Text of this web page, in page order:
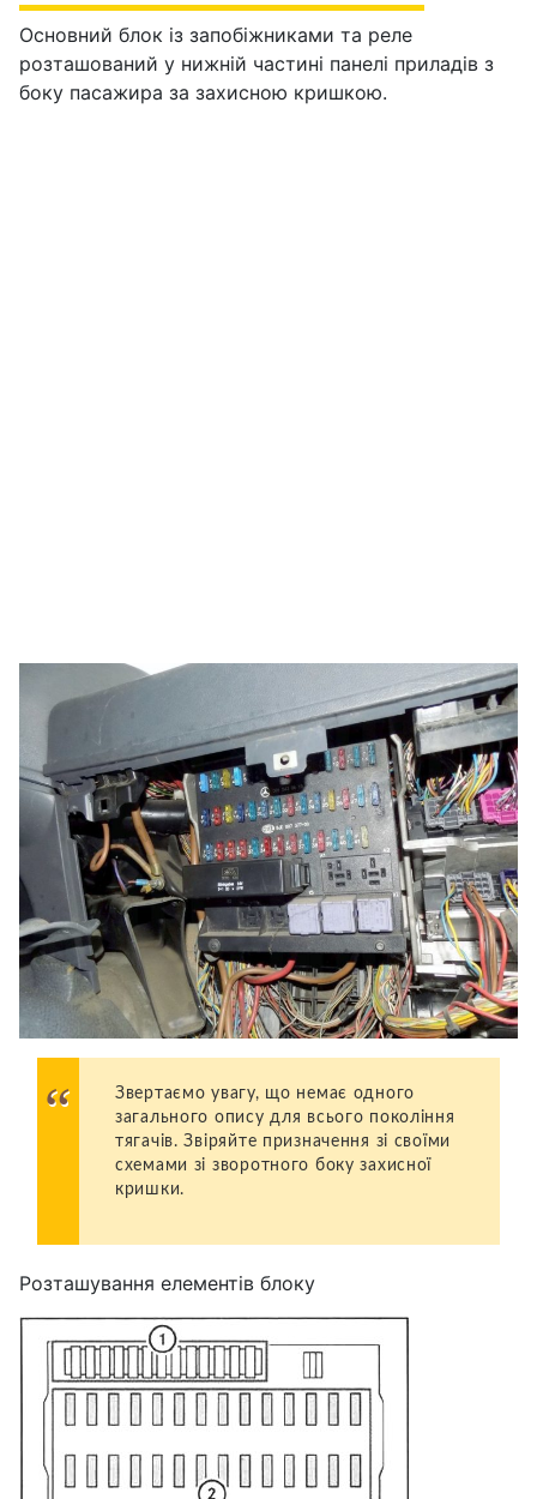
Основний блок із запобіжниками та реле
розташований у нижній частині панелі приладів з
боку пасажира за захисною кришкою.
Звертаємо увагу, що немає одного
загального опису для всього покоління
тягачів. Звіряйте призначення зі своїми
схемами зі зворотного боку захисної
кришки.
Розташування елементів блоку